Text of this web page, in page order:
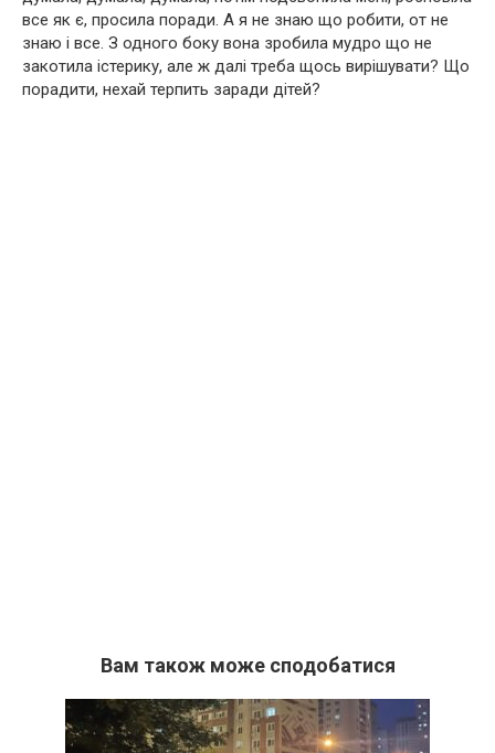
все як є, просила поради. А я не знаю що робити, от не
знаю і все. З одного боку вона зробила мудро що не
закотила істерику, але ж далі треба щось вирішувати? Що
порадити, нехай терпить заради дітей?
Вам також може сподобатися